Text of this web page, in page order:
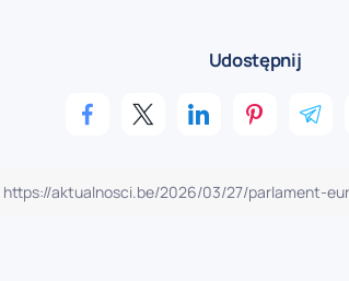
Udostępnij